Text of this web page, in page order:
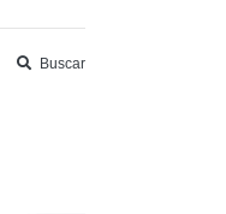
Buscar